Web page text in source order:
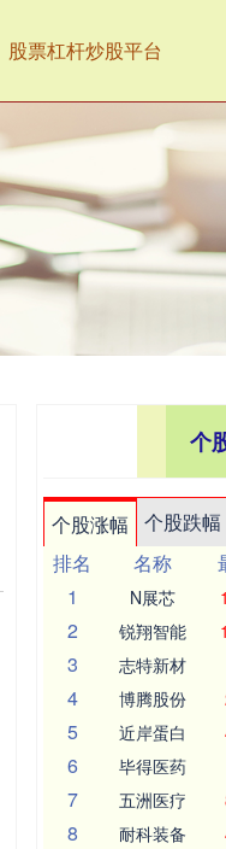
股票杠杆炒股平台
个
个股涨幅 个股跌幅
排名
名称
1
N展芯
2 锐翔智能
3 志特新材
4 博腾股份
5 近岸蛋白
6 毕得医药
7 五洲医疗
8 耐科装备